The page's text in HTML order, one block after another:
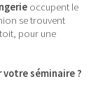
occupent le
se trouvent
toit, pour une
votre séminaire ?